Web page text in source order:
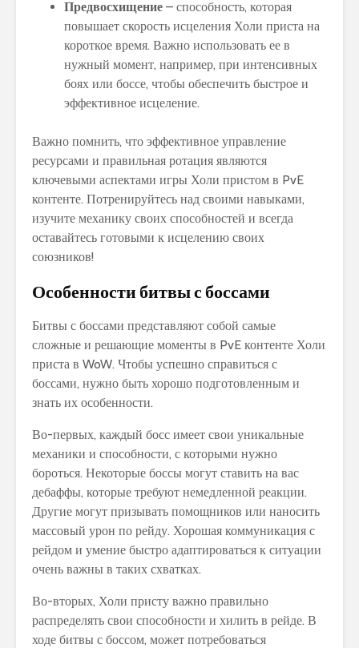
Предвосхищение – способность, которая
повышает скорость исцеления Холи приста на
короткое время. Важно использовать ее в
нужный момент, например, при интенсивных
боях или боссе, чтобы обеспечить быстрое и
эффективное исцеление.
Важно помнить, что эффективное управление
ресурсами и правильная ротация являются
ключевыми аспектами игры Холи пристом в PvE
контенте. Потренируйтесь над своими навыками,
изучите механику своих способностей и всегда
оставайтесь готовыми к исцелению своих
союзников!
Особенности битвы с боссами
Битвы с боссами представляют собой самые
сложные и решающие моменты в PvE контенте Холи
приста в WoW. Чтобы успешно справиться с
боссами, нужно быть хорошо подготовленным и
знать их особенности.
Во-первых, каждый босс имеет свои уникальные
механики и способности, с которыми нужно
бороться. Некоторые боссы могут ставить на вас
дебаффы, которые требуют немедленной реакции.
Другие могут призывать помощников или наносить
массовый урон по рейду. Хорошая коммуникация с
рейдом и умение быстро адаптироваться к ситуации
очень важны в таких схватках.
Во-вторых, Холи присту важно правильно
распределять свои способности и хилить в рейде. В
ходе битвы с боссом, может потребоваться